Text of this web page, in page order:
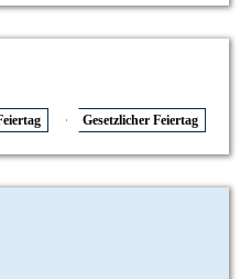
Gesetzlicher Feiertag